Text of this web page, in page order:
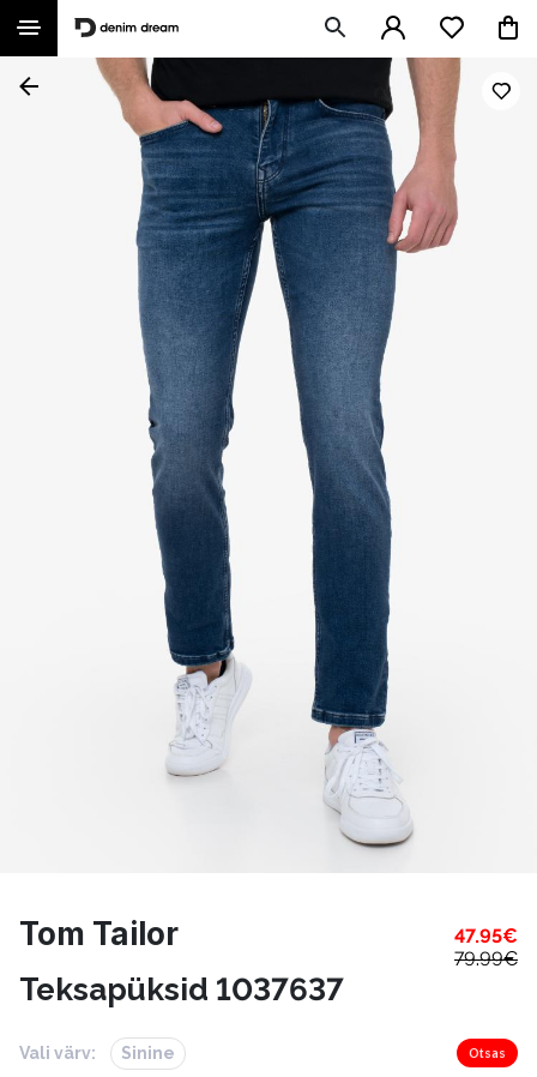
Tom Tailor 47.95€
79.99€
Teksapüksid 1037637
Vali värv: Sinine Otsas